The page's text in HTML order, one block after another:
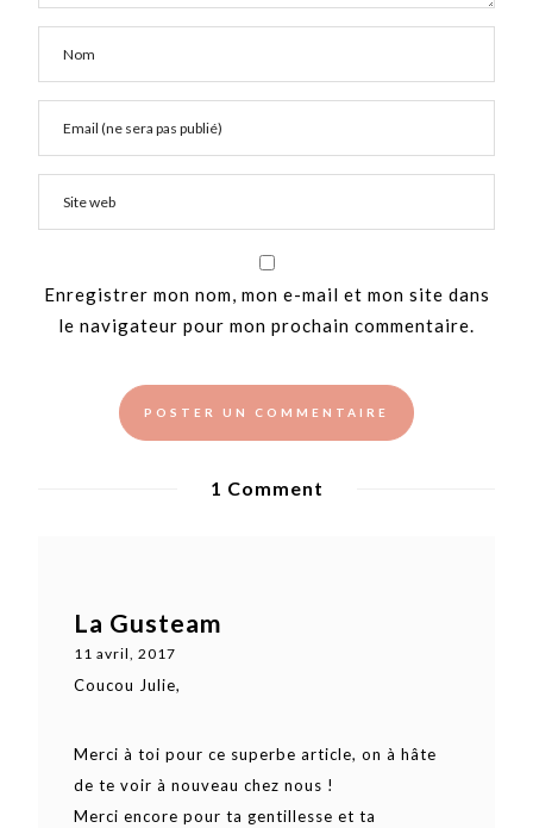
Enregistrer mon nom, mon e-mail et mon site dans
le navigateur pour mon prochain commentaire.
1 Comment
La Gusteam
11 avril, 2017
Coucou Julie,
Merci à toi pour ce superbe article, on à hâte
de te voir à nouveau chez nous !
Merci encore pour ta gentillesse et ta